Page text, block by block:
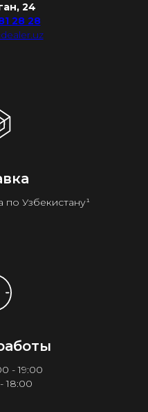
24
28 28
по Узбекистану¹
- 19:00
18:00